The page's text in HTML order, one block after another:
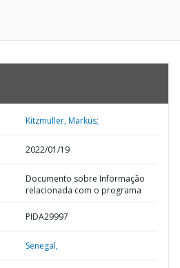
Kitzmuller, Markus;
2022/01/19
Documento sobre Informação
relacionada com o programa
PIDA29997
Senegal,